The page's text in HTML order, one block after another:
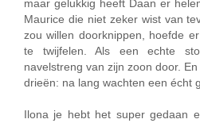
maar gelukkig heeft Daan er
Maurice die niet zeker wist van
zou willen doorknippen, hoefde
te twijfelen. Als een echte
navelstreng van zijn zoon door.
drieën: na lang wachten een écht
Ilona je hebt het super gedaan